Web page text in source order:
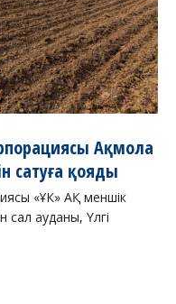
Ақмола
сатуға қояды
«ҰК» АҚ меншік
ауданы, Үлгі